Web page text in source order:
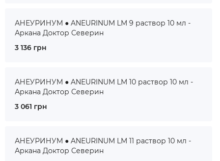
АНЕУРИНУМ ● ANEURINUM LM 9 раствор 10 мл -
Аркана Доктор Северин
3 136 грн
АНЕУРИНУМ ● ANEURINUM LM 10 раствор 10 мл -
Аркана Доктор Северин
3 061 грн
АНЕУРИНУМ ● ANEURINUM LM 11 раствор 10 мл -
Аркана Доктор Северин